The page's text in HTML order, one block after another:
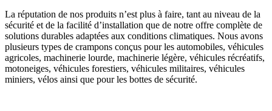
La réputation de nos produits n’est plus à faire, tant au niveau de la
sécurité et de la facilité d’installation que de notre offre complète de
solutions durables adaptées aux conditions climatiques. Nous avons
plusieurs types de crampons conçus pour les automobiles, véhicules
agricoles, machinerie lourde, machinerie légère, véhicules récréatifs,
motoneiges, véhicules forestiers, véhicules militaires, véhicules
miniers, vélos ainsi que pour les bottes de sécurité.